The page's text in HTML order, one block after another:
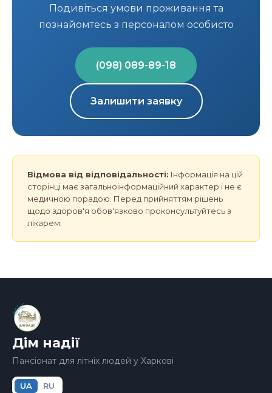
Подивіться умови проживання та
познайомтесь з персоналом особисто
(098) 089-89-18
Залишити заявку
Відмова від відповідальності: Інформація на цій
сторінці має загальноінформаційний характер і не є
медичною порадою. Перед прийняттям рішень
щодо здоров'я обов'язково проконсультуйтесь з
лікарем.
Дім надії
Пансіонат для літніх людей у Харкові
UA RU